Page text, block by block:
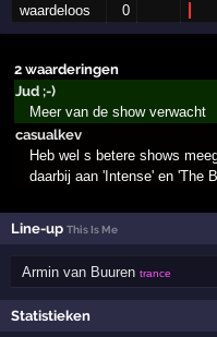
waardeloos
0
2 waarderingen
Jud ;-)
Meer van de show verwacht
casualkev
Heb wel s betere shows
daarbij aan 'Intense' en 'The
Line-upThis Is Me
Armin van Buuren trance
Statistieken